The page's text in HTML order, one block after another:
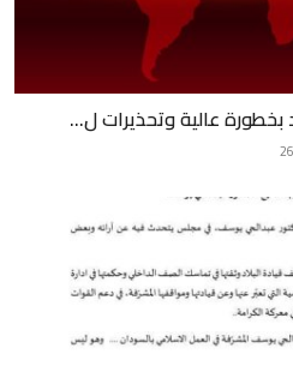
بخطورة عالية وتحذيرات ل...